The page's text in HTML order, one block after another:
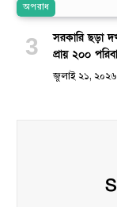
অপরাধ
সরকারি ছড়া
প্রায় ২০০
জুলাই ২১, ২০২৬